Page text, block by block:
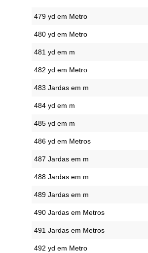
479 yd em Metro
480 yd em Metro
481 yd em m
482 yd em Metro
483 Jardas em m
484 yd em m
485 yd em m
486 yd em Metros
487 Jardas em m
488 Jardas em m
489 Jardas em m
490 Jardas em Metros
491 Jardas em Metros
492 yd em Metro